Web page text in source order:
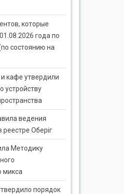
которые
года по
состоянию на
кафе утвердили
устройству
ведения
реестре Оберіг
Методику
микса
порядок